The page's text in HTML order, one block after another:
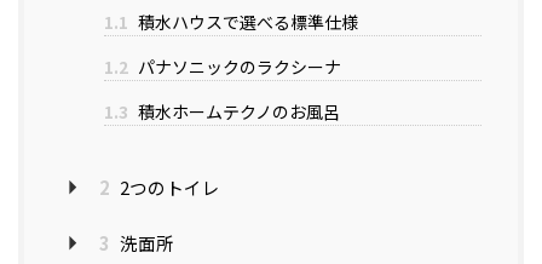
1.1 積水ハウスで選べる標準仕様
1.2 パナソニックのラクシーナ
1.3 積水ホームテクノのお風呂
2 2つのトイレ
3 洗面所